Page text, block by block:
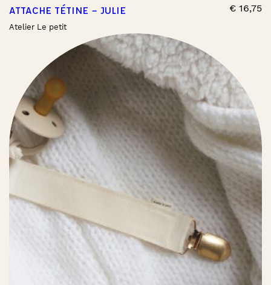
ATTACHE TÉTINE – JULIE
Atelier Le petit
€ 16,75